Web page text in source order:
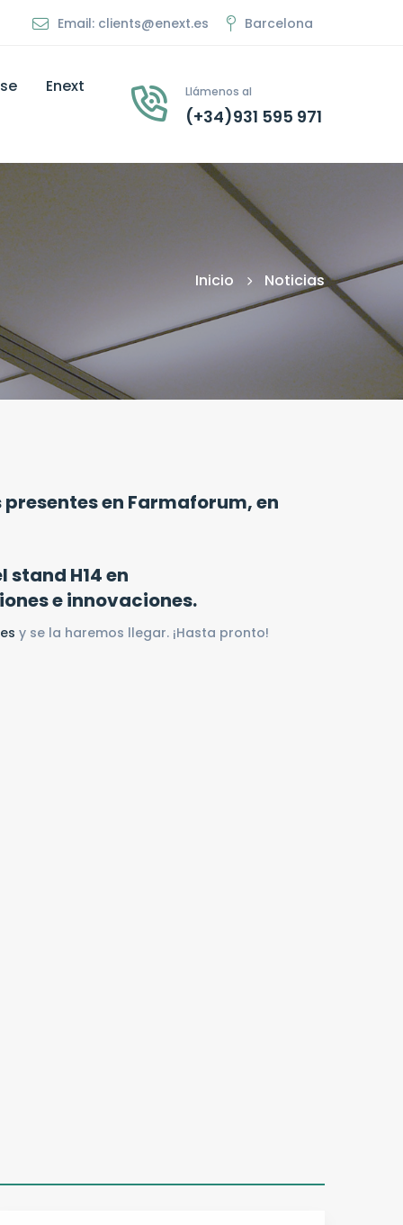
Email: clients@enext.es Barcelona
Enext
Llámenos al
(+34)931 595 971
Inicio Noticias
en Farmaforum, en
H14 en
e innovaciones.
y se la haremos llegar. ¡Hasta pronto!